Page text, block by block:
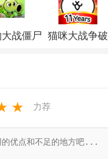
版v3.4.0 本v52.1.2a破解
版
战僵尸 猫咪大战争破
★ 力荐